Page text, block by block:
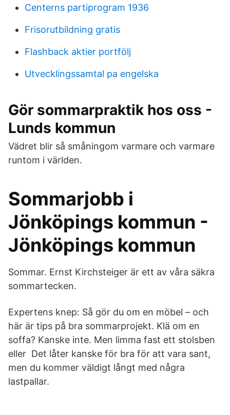
Centerns partiprogram 1936
Frisorutbildning gratis
Flashback aktier portfölj
Utvecklingssamtal pa engelska
Gör sommarpraktik hos oss -
Lunds kommun
Vädret blir så småningom varmare och varmare
runtom i världen.
Sommarjobb i
Jönköpings kommun -
Jönköpings kommun
Sommar. Ernst Kirchsteiger är ett av våra säkra
sommartecken.
Expertens knep: Så gör du om en möbel – och
här är tips på bra sommarprojekt. Klä om en
soffa? Kanske inte. Men limma fast ett stolsben
eller Det låter kanske för bra för att vara sant,
men du kommer väldigt långt med några
lastpallar.